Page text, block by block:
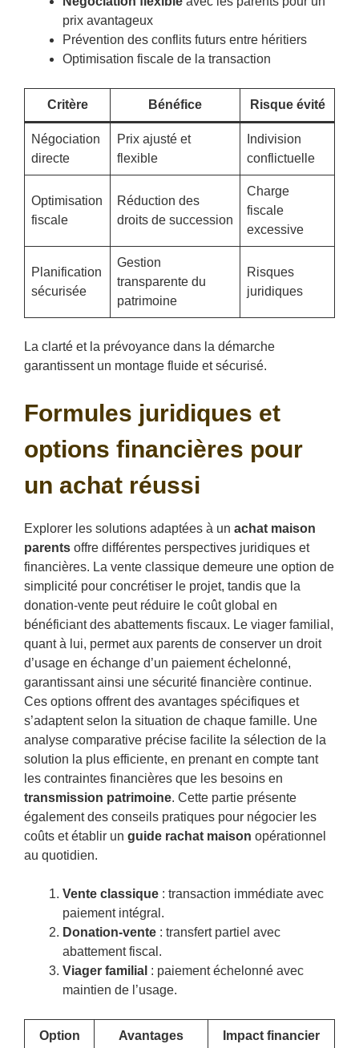
prix avantageux
Prévention des conflits futurs entre héritiers
Optimisation fiscale de la transaction
Critère Bénéfice Risque évité
Négociation
directe
Prix ajusté et
flexible
Indivision
conflictuelle
Optimisation
fiscale
Réduction des
droits de succession
Charge
fiscale
excessive
Planification
sécurisée
Gestion
transparente du
patrimoine
Risques
juridiques
La clarté et la prévoyance dans la démarche
garantissent un montage fluide et sécurisé.
Formules juridiques et
options financières pour
un achat réussi
Explorer les solutions adaptées à un achat maison
parents offre différentes perspectives juridiques et
financières. La vente classique demeure une option de
simplicité pour concrétiser le projet, tandis que la
donation-vente peut réduire le coût global en
bénéficiant des abattements fiscaux. Le viager familial,
quant à lui, permet aux parents de conserver un droit
d’usage en échange d’un paiement échelonné,
garantissant ainsi une sécurité financière continue.
Ces options offrent des avantages spécifiques et
s’adaptent selon la situation de chaque famille. Une
analyse comparative précise facilite la sélection de la
solution la plus efficiente, en prenant en compte tant
les contraintes financières que les besoins en
transmission patrimoine. Cette partie présente
également des conseils pratiques pour négocier les
coûts et établir un guide rachat maison opérationnel
au quotidien.
Vente classique : transaction immédiate avec
paiement intégral.
Donation-vente : transfert partiel avec
abattement fiscal.
Viager familial : paiement échelonné avec
maintien de l’usage.
Option Avantages Impact financier